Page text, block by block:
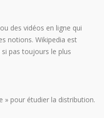
des vidéos en ligne qui
notions. Wikipedia est
pas toujours le plus
» pour étudier la distribution.